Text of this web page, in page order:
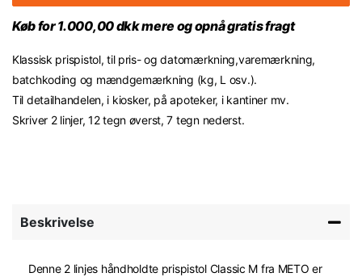
Køb for 1.000,00 dkk mere og opnå gratis fragt
Klassisk prispistol, til pris- og datomærkning,varemærkning,
batchkoding og mændgemærkning (kg, L osv.).
Til detailhandelen, i kiosker, på apoteker, i kantiner mv.
Skriver 2 linjer, 12 tegn øverst, 7 tegn nederst.
Beskrivelse
Denne 2 linjes håndholdte prispistol Classic M fra METO er